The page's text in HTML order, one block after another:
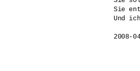
Sie
Und
2008-